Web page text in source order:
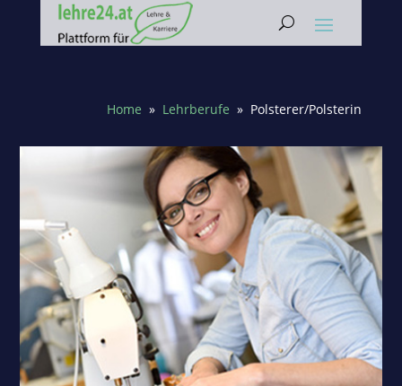
Home » Lehrberufe » Polsterer/Polsterin